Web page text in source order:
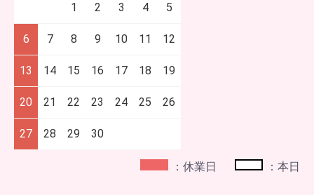
1 2 3 4 5
6 7 8 9 10 11 12
13 14 15 16 17 18 19
20 21 22 23 24 25 26
27 28 29 30
：休業日 ：本日